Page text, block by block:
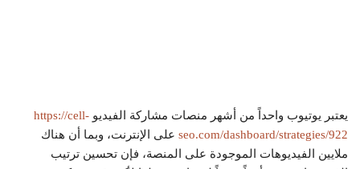
يعتبر يوتيوب واحداً من أشهر منصات مشاركة الفيديو https://cell-
seo.com/dashboard/strategies/922 على الإنترنت، وبما أن هناك
ملايين الفيديوهات الموجودة على المنصة، فإن تحسين ترتيب